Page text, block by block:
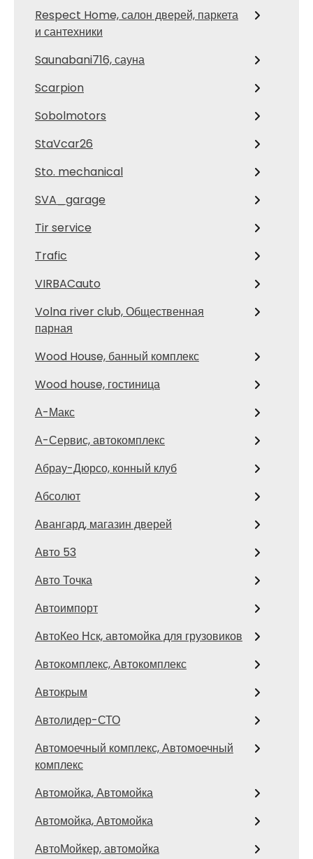
Respect Home, салон дверей, паркета
и сантехники
Saunabani716, сауна
Scarpion
Sobolmotors
StaVcar26
Sto. mechanical
SVA_garage
Tir service
Trafic
VIRBACauto
Volna river club, Общественная
парная
Wood House, банный комплекс
Wood house, гостиница
А-Макс
А-Сервис, автокомплекс
Абрау-Дюрсо, конный клуб
Абсолют
Авангард, магазин дверей
Авто 53
Авто Точка
Автоимпорт
АвтоКео Нск, автомойка для грузовиков
Автокомплекс, Автокомплекс
Автокрым
Автолидер-СТО
Автомоечный комплекс, Автомоечный
комплекс
Автомойка, Автомойка
Автомойка, Автомойка
АвтоМойкер, автомойка